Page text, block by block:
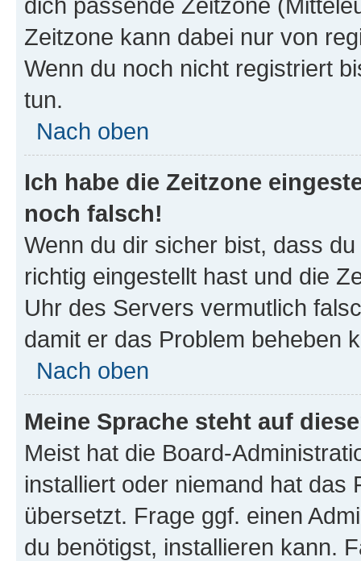
Zeitzone kann dabei nur von
Wenn du noch nicht registriert
tun.
Nach oben
Ich habe die Zeitzone
noch falsch!
Wenn du dir sicher bist, dass
richtig eingestellt hast und die
Uhr des Servers vermutlich
damit er das Problem beheben
Nach oben
Meine Sprache steht auf
Meist hat die Board-
installiert oder niemand hat das
übersetzt. Frage ggf. einen
du benötigst, installieren kann.